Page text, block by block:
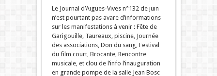
Le Journal d’Aigues-Vives n°132 de juin
n’est pourtant pas avare d’informations
sur les manifestations à venir : Fête de
Garigouille, Taureaux, piscine, Journée
des associations, Don du sang, Festival
du film court, Brocante, Rencontre
musicale, et clou de l’info l’inauguration
en grande pompe de la salle Jean Bosc